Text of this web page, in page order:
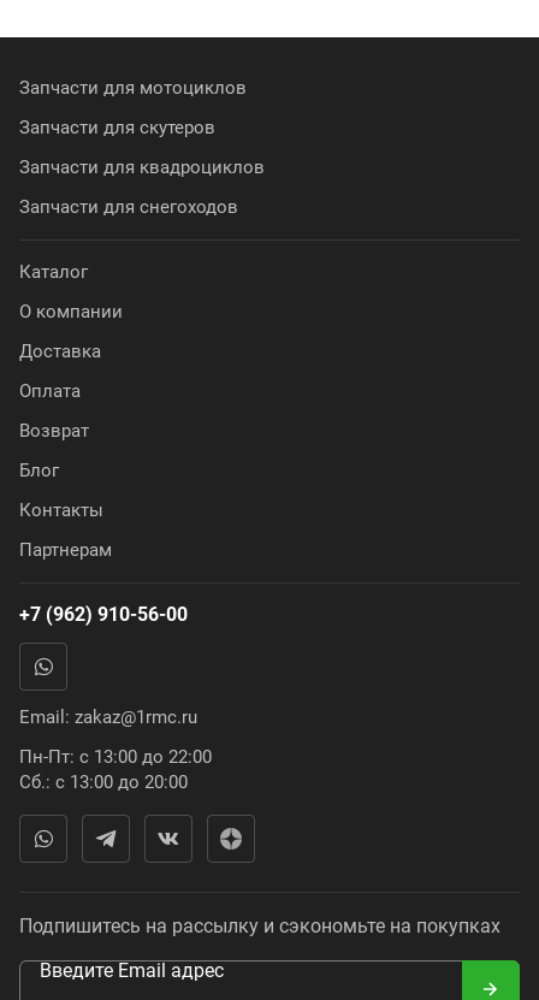
Запчасти для мотоциклов
Запчасти для скутеров
Запчасти для квадроциклов
Запчасти для снегоходов
Каталог
О компании
Доставка
Оплата
Возврат
Блог
Контакты
Партнерам
+7 (962) 910-56-00
Email: zakaz@1rmc.ru
Пн-Пт: с 13:00 до 22:00
Сб.: с 13:00 до 20:00
Подпишитесь на рассылку и сэкономьте на покупках
Введите Email адрес